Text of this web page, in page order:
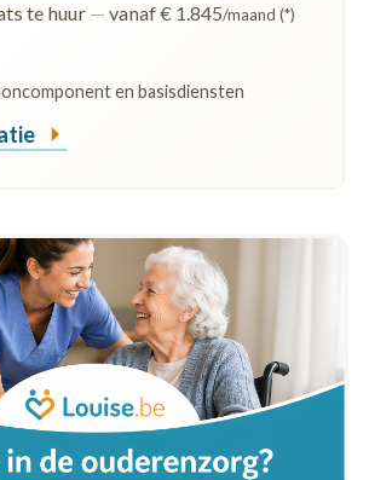
te huur — vanaf € 1.845/maand (*)
en basisdiensten